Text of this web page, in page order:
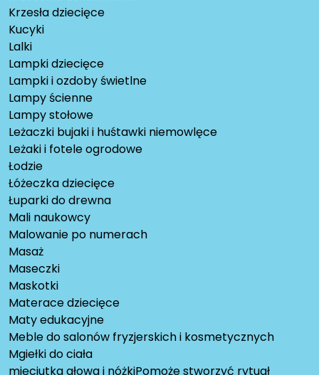
Krzesła dziecięce
Kucyki
Lalki
Lampki dziecięce
Lampki i ozdoby świetlne
Lampy ścienne
Lampy stołowe
Leżaczki bujaki i huśtawki niemowlęce
Leżaki i fotele ogrodowe
Łodzie
Łóżeczka dziecięce
Łuparki do drewna
Mali naukowcy
Malowanie po numerach
Masaż
Maseczki
Maskotki
Materace dziecięce
Maty edukacyjne
Meble do salonów fryzjerskich i kosmetycznych
Mgiełki do ciała
mięciutka głowa i nóżkiPomoże stworzyć rytuał